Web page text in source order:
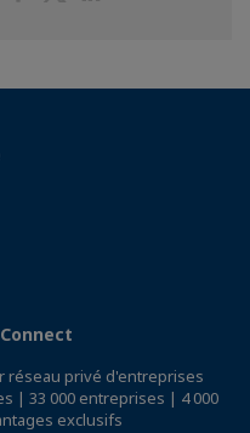
réseau privé d'entreprises
| 33 000 entreprises | 4 000
exclusifs